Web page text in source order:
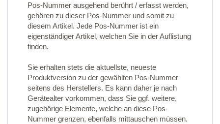
Pos-Nummer ausgehend berührt / erfasst werden,
gehören zu dieser Pos-Nummer und somit zu
diesem Artikel. Jede Pos-Nummer ist ein
eigenständiger Artikel, welchen Sie in der Auflistung
finden.
Sie erhalten stets die aktuellste, neueste
Produktversion zu der gewählten Pos-Nummer
seitens des Herstellers. Es kann daher je nach
Gerätealter vorkommen, dass Sie ggf. weitere,
zugehörige Elemente, welche an diese Pos-
Nummer grenzen, ebenfalls mittauschen müssen.